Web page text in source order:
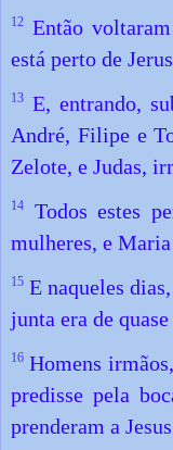
12 Então
está perto de
13 E, entrando,
André, Filipe e
Zelote, e Judas,
14
Todos estes
mulheres, e Maria
15 E naqueles
junta era de
16 Homens
predisse pela
prenderam a